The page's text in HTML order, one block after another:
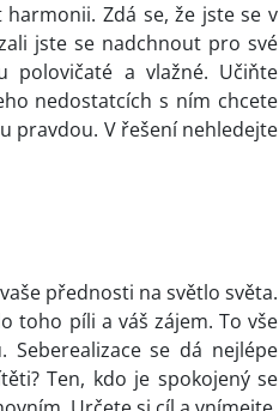
Zdá se, že jste se v
jste se nadchnout pro své
polovičaté a vlažné. Učiňte
nedostatcích s ním chcete
pravdou. V řešení nehledejte
přednosti na světlo světa.
toho píli a váš zájem. To vše
se dá nejlépe
Ten, kdo je spokojený se